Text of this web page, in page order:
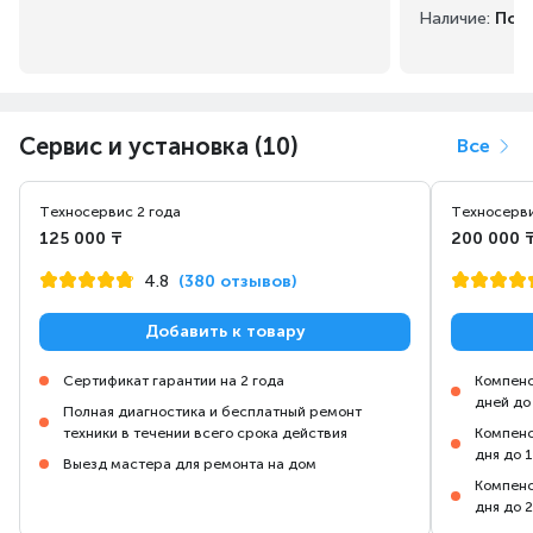
Наличие: Под
Сервис и установка (10) Все
Техносервис 2 года
125 000 ₸
4.8 (380 отзывов)
Добавить к товару
Сертификат гарантии на 2 года
Полная диагностика и бесплатный ремонт
техники в течении всего срока действия
Выезд мастера для ремонта на дом
200 000
дней до
дня до
дня до